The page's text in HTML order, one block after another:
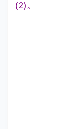
(2)。